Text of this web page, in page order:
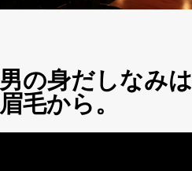
男の身だしなみは
眉毛から。